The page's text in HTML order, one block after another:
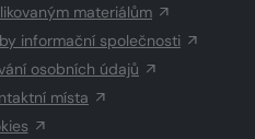
materiálům
informační společnosti
osobních údajů
místa